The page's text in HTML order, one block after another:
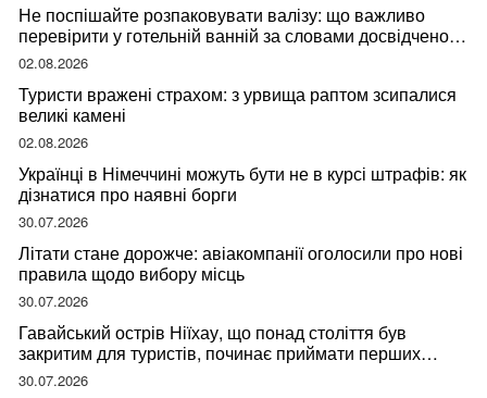
Не поспішайте розпаковувати валізу: що важливо
перевірити у готельній ванній за словами досвідченої
мандрівниці
02.08.2026
Туристи вражені страхом: з урвища раптом зсипалися
великі камені
02.08.2026
Українці в Німеччині можуть бути не в курсі штрафів: як
дізнатися про наявні борги
30.07.2026
Літати стане дорожче: авіакомпанії оголосили про нові
правила щодо вибору місць
30.07.2026
Гавайський острів Ніїхау, що понад століття був
закритим для туристів, починає приймати перших
відвідувачів
30.07.2026